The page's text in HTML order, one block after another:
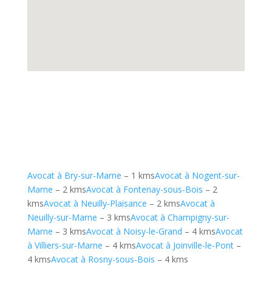
Avocat à Bry-sur-Marne – 1 kmsAvocat à Nogent-sur-
Marne – 2 kmsAvocat à Fontenay-sous-Bois – 2
kmsAvocat à Neuilly-Plaisance – 2 kmsAvocat à
Neuilly-sur-Marne – 3 kmsAvocat à Champigny-sur-
Marne – 3 kmsAvocat à Noisy-le-Grand – 4 kmsAvocat
à Villiers-sur-Marne – 4 kmsAvocat à Joinville-le-Pont–
4 kmsAvocat à Rosny-sous-Bois – 4 kms